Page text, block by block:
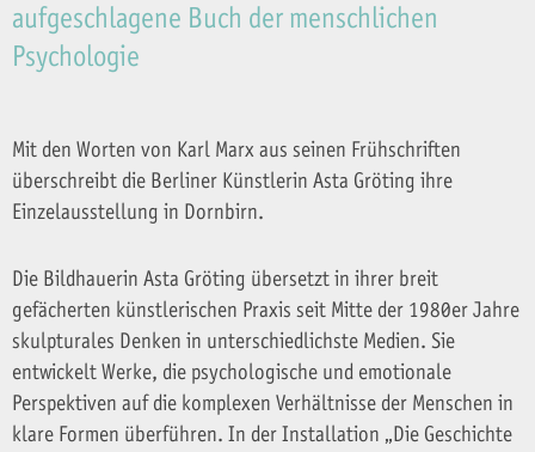
aufgeschlagene Buch der menschlichen
Psychologie
Mit den Worten von Karl Marx aus seinen Frühschriften
überschreibt die Berliner Künstlerin Asta Gröting ihre
Einzelausstellung in Dornbirn.
Die Bildhauerin Asta Gröting übersetzt in ihrer breit
gefächerten künstlerischen Praxis seit Mitte der 1980er Jahre
skulpturales Denken in unterschiedlichste Medien. Sie
entwickelt Werke, die psychologische und emotionale
Perspektiven auf die komplexen Verhältnisse der Menschen in
klare Formen überführen. In der Installation „Die Geschichte